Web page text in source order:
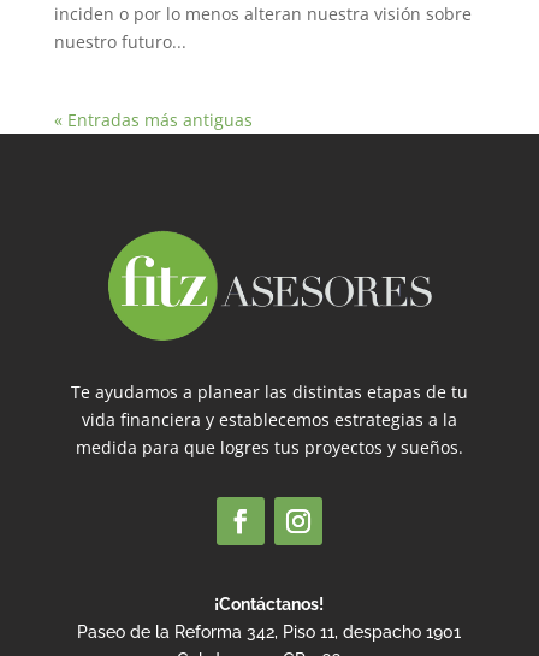
inciden o por lo menos alteran nuestra visión sobre
nuestro futuro...
« Entradas más antiguas
Te ayudamos a planear las distintas etapas de tu
vida financiera y establecemos estrategias a la
medida para que logres tus proyectos y sueños.
¡Contáctanos!
Paseo de la Reforma 342, Piso 11, despacho 1901